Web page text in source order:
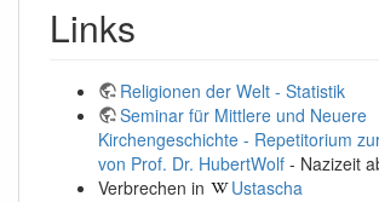
Links
Religionen der Welt - Statistik
Seminar für Mittlere und Neuere
Kirchengeschichte - Repetitorium
von Prof. Dr. HubertWolf - Nazizeit
Verbrechen in
Ustascha